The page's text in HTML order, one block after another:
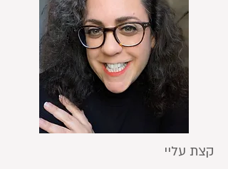
קצת עליי